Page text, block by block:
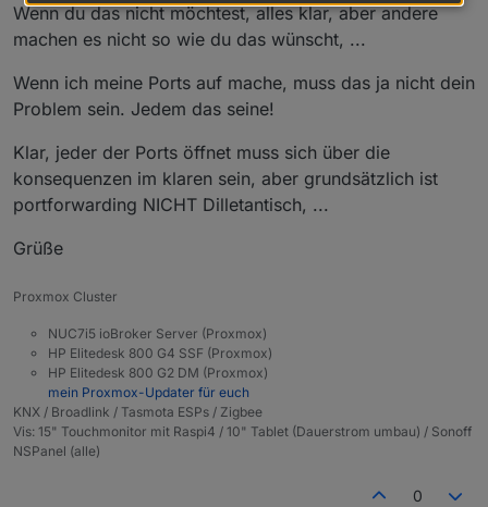
Wenn du das nicht möchtest, alles klar, aber andere
machen es nicht so wie du das wünscht, ...
Wenn ich meine Ports auf mache, muss das ja nicht dein
Problem sein. Jedem das seine!
Klar, jeder der Ports öffnet muss sich über die
konsequenzen im klaren sein, aber grundsätzlich ist
portforwarding NICHT Dilletantisch, ...
Grüße
Proxmox Cluster
NUC7i5 ioBroker Server (Proxmox)
HP Elitedesk 800 G4 SSF (Proxmox)
HP Elitedesk 800 G2 DM (Proxmox)
mein Proxmox-Updater für euch
KNX / Broadlink / Tasmota ESPs / Zigbee
Vis: 15" Touchmonitor mit Raspi4 / 10" Tablet (Dauerstrom umbau) / Sonoff
NSPanel (alle)
0